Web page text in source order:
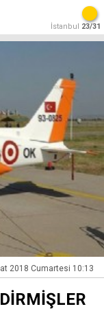
İstanbul 23/31
2018 Cumartesi 10:13